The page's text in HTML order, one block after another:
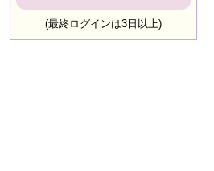
(最終ログインは3日以上)